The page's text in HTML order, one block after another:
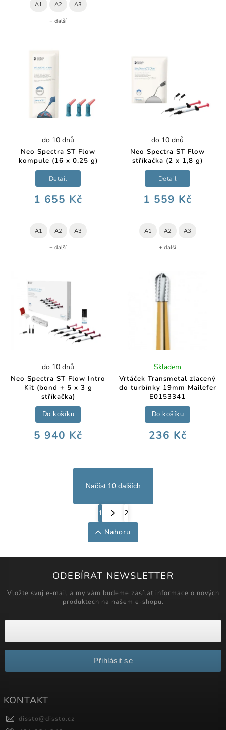
A1 A2 A3
+ další
Neo Spectra ST Flow
kompule (16 x 0,25 g)
do 10 dnů
1 655 Kč
Detail
A1 A2 A3
+ další
Neo Spectra ST Flow
stříkačka (2 x 1,8 g)
do 10 dnů
1 559 Kč
Detail
A1 A2 A3
+ další
Neo Spectra ST Flow Intro
Kit (bond + 5 x 3 g
stříkačka)
do 10 dnů
5 940 Kč
Do košíku
Vrtáček Transmetal zlacený
do turbínky 19mm Mailefer
E0153341
Skladem
236 Kč
Do košíku
Načíst 10 dalších
1
2
Nahoru
ODEBÍRAT NEWSLETTER
Vložte svůj e-mail a my vám budeme zasílat informace o nových
produktech na našem e-shopu.
Přihlásit se
KONTAKT
dissto@dissto.cz